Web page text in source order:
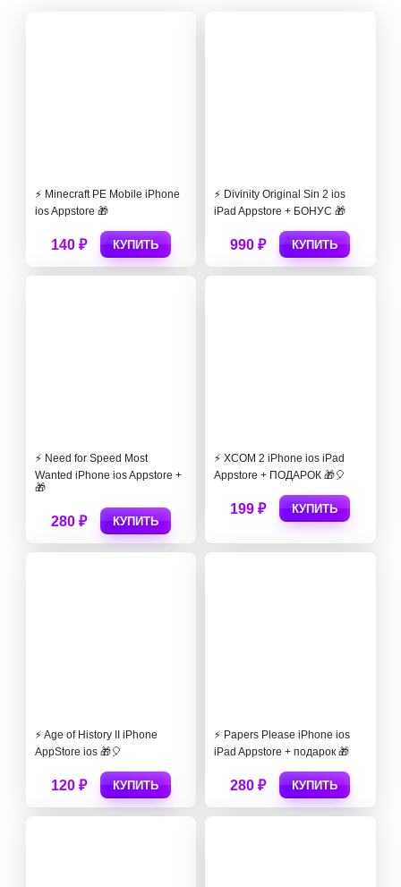
⚡️ Minecraft PE Mobile iPhone
ios Appstore 🎁
140 ₽ КУПИТЬ
⚡️ Divinity Original Sin 2 ios
iPad Appstore + БОНУС 🎁
990 ₽ КУПИТЬ
⚡️ Need for Speed Most
Wanted iPhone ios Appstore +
🎁
280 ₽ КУПИТЬ
⚡️ XCOM 2 iPhone ios iPad
Appstore + ПОДАРОК 🎁🎈
199 ₽ КУПИТЬ
⚡️ Age of History II iPhone
AppStore ios 🎁🎈
120 ₽ КУПИТЬ
⚡️ Papers Please iPhone ios
iPad Appstore + подарок 🎁
280 ₽ КУПИТЬ